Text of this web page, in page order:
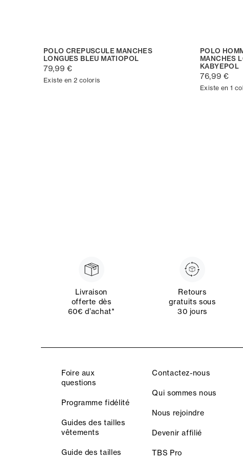
POLO CREPUSCULE MANCHES
LONGUES BLEU MATIOPOL
79,99 €
Existe en 2 coloris
POLO
MANCHES
KABYEPOL
76,99 €
Existe en 1
Livraison
offerte dès
60€ d’achat*
Retours
gratuits sous
30 jours
Foire aux
questions
Programme fidélité
Guides des tailles
vêtements
Guide des tailles
Contactez-nous
Qui sommes nous
Nous rejoindre
Devenir affilié
TBS Pro